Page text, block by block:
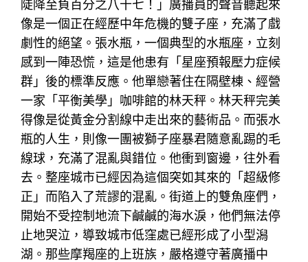
陡降至負百分之八十七！」廣播員的聲音聽起來
像是一個正在經歷中年危機的雙子座，充滿了戲
劇性的絕望。張水瓶，一個典型的水瓶座，立刻
感到一陣恐慌，這是他患有「星座預報壓力症候
群」後的標準反應。他單戀著住在隔壁棟、經營
一家「平衡美學」咖啡館的林天秤。林天秤完美
得像是從黃金分割線中走出來的藝術品。而張水
瓶的人生，則像一團被獅子座暴君隨意亂踢的毛
線球，充滿了混亂與錯位。他衝到窗邊，往外看
去。整座城市已經因為這個突如其來的「超級修
正」而陷入了荒謬的混亂。街道上的雙魚座們，
開始不受控制地流下鹹鹹的海水淚，他們無法停
止地哭泣，導致城市低窪處已經形成了小型潟
湖。那些摩羯座的上班族，嚴格遵守著廣播中